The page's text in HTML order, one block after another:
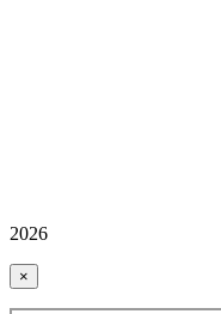
2026
×